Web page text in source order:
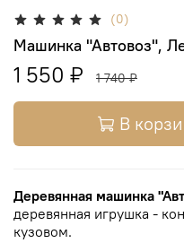
(0)
Машинка "Автовоз",
1 550 ₽ 1 740 ₽
В
Деревянная машинка
деревянная игрушка -
кузовом.